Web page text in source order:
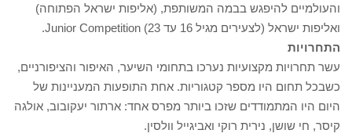
והעולמיים להיפגש בבמה המשותפת, (אליפות ישראל הפתוחה)
ואליפות ישראל (לצעירים מגיל 16 עד 23) Junior Competition.
התחרויות
עשר תחרויות מקצועיות נערכו בתחומי השיער, האיפור והציפורניים,
כשבכל תחום היו מספר קטגוריות. אחת התופעות המעניינות של
היום היו המתמודדים שזכו ביותר מפרס אחד: ארתור יעקובוב, אולגה
קיסר, חי שושן, נירית רוקי ואביגייל וולסין.